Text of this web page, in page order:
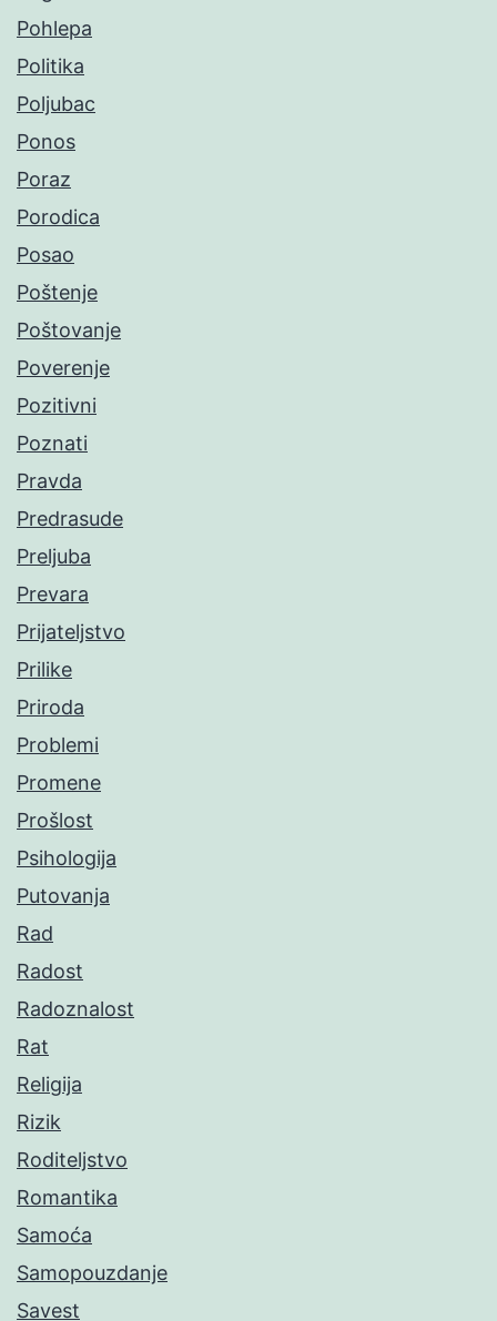
Pohlepa
Politika
Poljubac
Ponos
Poraz
Porodica
Posao
Poštenje
Poštovanje
Poverenje
Pozitivni
Poznati
Pravda
Predrasude
Preljuba
Prevara
Prijateljstvo
Prilike
Priroda
Problemi
Promene
Prošlost
Psihologija
Putovanja
Rad
Radost
Radoznalost
Rat
Religija
Rizik
Roditeljstvo
Romantika
Samoća
Samopouzdanje
Savest